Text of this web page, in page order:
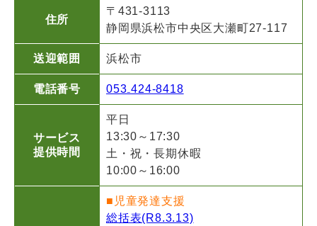
住所
〒431-3113
静岡県浜松市中央区大瀬町27-117
送迎範囲 浜松市
電話番号 053₋424-8418
サービス
提供時間
平日
13:30～17:30
土・祝・長期休暇
10:00～16:00
■児童発達支援
総括表(R8.3.13)